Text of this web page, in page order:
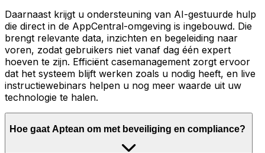
Daarnaast krijgt u ondersteuning van AI-gestuurde hulp
die direct in de AppCentral-omgeving is ingebouwd. Die
brengt relevante data, inzichten en begeleiding naar
voren, zodat gebruikers niet vanaf dag één expert
hoeven te zijn. Efficiënt casemanagement zorgt ervoor
dat het systeem blijft werken zoals u nodig heeft, en live
instructiewebinars helpen u nog meer waarde uit uw
technologie te halen.
Hoe gaat Aptean om met beveiliging en compliance?